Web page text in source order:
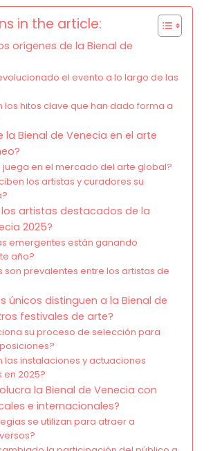
in the article:
orígenes de la Bienal de
el evento a lo largo de las
los hitos clave que han dado forma a
la Bienal de Venecia en el arte
juega en el mercado del arte global?
los artistas y curadores su
los artistas destacados de la
2025?
emergentes están ganando
año?
son prevalentes entre los artistas de
únicos distinguen a la Bienal de
festivales de arte?
su proceso de selección para
las instalaciones y actuaciones
2025?
la Bienal de Venecia con
e internacionales?
se utilizan para atraer a